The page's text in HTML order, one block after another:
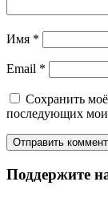
Имя *
Email *
Сохранить
последующих
Поддержите